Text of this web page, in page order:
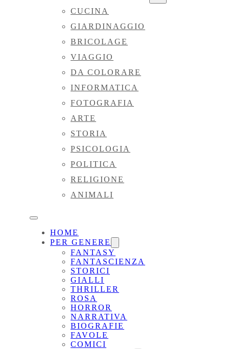
CUCINA
GIARDINAGGIO
BRICOLAGE
VIAGGIO
DA COLORARE
INFORMATICA
FOTOGRAFIA
ARTE
STORIA
PSICOLOGIA
POLITICA
RELIGIONE
ANIMALI
HOME
PER GENERE
FANTASY
FANTASCIENZA
STORICI
GIALLI
THRILLER
ROSA
HORROR
NARRATIVA
BIOGRAFIE
FAVOLE
COMICI